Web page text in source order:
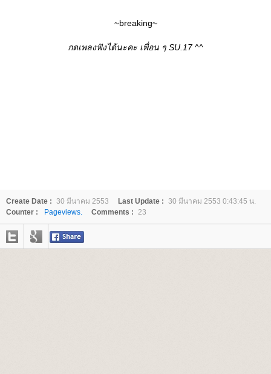
~breaking~
กดเพลงฟังได้นะคะ เพื่อน ๆ SU.17 ^^
Create Date : 30 มีนาคม 2553 Last Update : 30 มีนาคม 2553 0:43:45 น.
Counter :
Pageviews. Comments : 23